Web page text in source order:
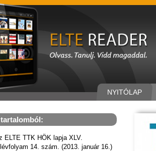
NYITÓLAP
tartalomból:
ELTE TTK HÖK lapja XLV.
14. szám. (2013. január 16.)